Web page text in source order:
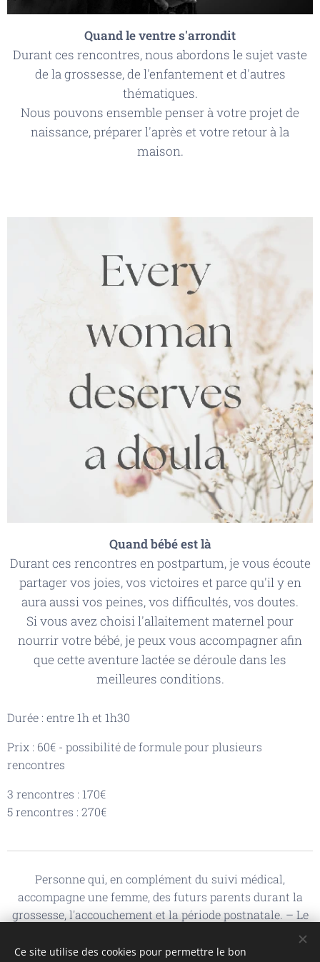
Quand le ventre s'arrondit
Durant ces rencontres, nous abordons le sujet vaste
de la grossesse, de l'enfantement et d'autres
thématiques.
Nous pouvons ensemble penser à votre projet de
naissance, préparer l'après et votre retour à la
maison.
Quand bébé est là
Durant ces rencontres en postpartum, je vous écoute
partager vos joies, vos victoires et parce qu'il y en
aura aussi vos peines, vos difficultés, vos doutes.
Si vous avez choisi l'allaitement maternel pour
nourrir votre bébé, je peux vous accompagner afin
que cette aventure lactée se déroule dans les
meilleures conditions.
Durée : entre 1h et 1h30
Prix : 60€ - possibilité de formule pour plusieurs
rencontres
3 rencontres : 170€
5 rencontres : 270€
Personne qui, en complément du suivi médical,
accompagne une femme, des futurs parents durant la
grossesse, l'accouchement et la période postnatale. – Le
Ce site utilise des cookies pour permettre le bon